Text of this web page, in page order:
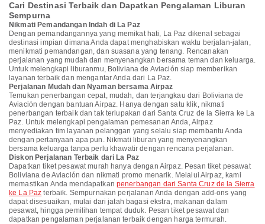
Cari Destinasi Terbaik dan Dapatkan Pengalaman Liburan
Sempurna
Nikmati Pemandangan Indah di La Paz
Dengan pemandangannya yang memikat hati, La Paz dikenal sebagai
destinasi impian dimana Anda dapat menghabiskan waktu berjalan-jalan,
menikmati pemandangan, dan suasana yang tenang. Rencanakan
perjalanan yang mudah dan menyenangkan bersama teman dan keluarga.
Untuk melengkapi liburanmu, Boliviana de Aviación siap memberikan
layanan terbaik dan mengantar Anda dari La Paz.
Perjalanan Mudah dan Nyaman bersama Airpaz
Temukan penerbangan cepat, mudah, dan terjangkau dari Boliviana de
Aviación dengan bantuan Airpaz. Hanya dengan satu klik, nikmati
penerbangan terbaik dan tak terlupakan dari Santa Cruz de la Sierra ke La
Paz. Untuk melengkapi pengalaman pemesanan Anda, Airpaz
menyediakan tim layanan pelanggan yang selalu siap membantu Anda
dengan pertanyaan apa pun. Nikmati liburan yang menyenangkan
bersama keluarga tanpa perlu khawatir dengan rencana perjalanan.
Diskon Perjalanan Terbaik dari La Paz
Dapatkan tiket pesawat murah hanya dengan Airpaz. Pesan tiket pesawat
Boliviana de Aviación dan nikmati promo menarik. Melalui Airpaz, kami
memastikan Anda mendapatkan penerbangan dari Santa Cruz de la Sierra
ke La Paz terbaik. Sempurnakan perjalanan Anda dengan add-ons yang
dapat disesuaikan, mulai dari jatah bagasi ekstra, makanan dalam
pesawat, hingga pemilihan tempat duduk. Pesan tiket pesawat dan
dapatkan pengalaman perjalanan terbaik dengan harga termurah.